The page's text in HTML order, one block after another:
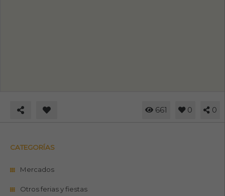
661 0 0
CATEGORÍAS
Mercados
Otros ferias y fiestas